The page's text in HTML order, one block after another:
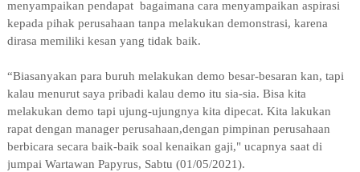
menyampaikan pendapat bagaimana cara menyampaikan aspirasi
kepada pihak perusahaan tanpa melakukan demonstrasi, karena
dirasa memiliki kesan yang tidak baik.
“Biasanyakan para buruh melakukan demo besar-besaran kan, tapi
kalau menurut saya pribadi kalau demo itu sia-sia. Bisa kita
melakukan demo tapi ujung-ujungnya kita dipecat. Kita lakukan
rapat dengan manager perusahaan,dengan pimpinan perusahaan
berbicara secara baik-baik soal kenaikan gaji," ucapnya saat di
jumpai Wartawan Papyrus, Sabtu (01/05/2021).